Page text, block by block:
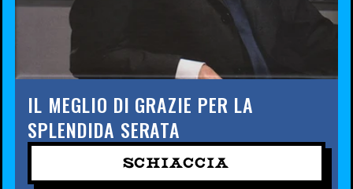
IL MEGLIO DI GRAZIE PER LA
SPLENDIDA SERATA
SCHIACCIA